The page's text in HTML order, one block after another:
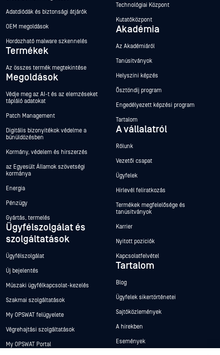
Adatdiódák és biztonsági átjárók
OEM megoldások
Hordozható malware szkennelés
Termékek
Az összes termék megtekintése
Megoldások
Védje meg az AI-t és az elemzéseket
tápláló adatokat
Patch Management
Digitális bizonyítékok védelme a
bűnüldözésben
Kormány, védelem és hírszerzés
az Egyesült Államok szövetségi
kormánya
Energia
Pénzügy
Gyártás, termelés
Ügyfélszolgálat és
szolgáltatások
Ügyfélszolgálat
Új bejelentés
Műszaki ügyfélkapcsolat-kezelés
Szakmai szolgáltatások
My OPSWAT felügyelete
Végrehajtási szolgáltatások
My OPSWAT Portal
Technológiai Központ
Kutatóközpont
Akadémia
Az Akadémiáról
Tanúsítványok
Helyszíni képzés
Ösztöndíj program
Engedélyezett képzési program
Tartalom
A vállalatról
Rólunk
Vezetői csapat
Ügyfelek
Hírlevél feliratkozás
Termékek megfelelősége és
tanúsítványok
Karrier
Nyitott pozíciók
Kapcsolatfelvétel
Tartalom
Blog
Ügyfelek sikertörténetei
Sajtóközlemények
A hírekben
Események